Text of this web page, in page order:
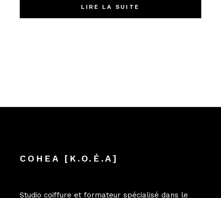
LIRE LA SUITE
COHEA [K.O.É.A]
Studio coiffure et formateur spécialisé dans le